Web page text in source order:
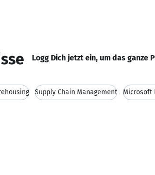
Logg Dich jetzt ein, um das ganze
Supply Chain Management Microsoft